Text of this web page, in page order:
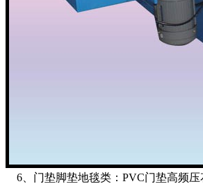
6、门垫脚垫地毯类：PVC门垫高频